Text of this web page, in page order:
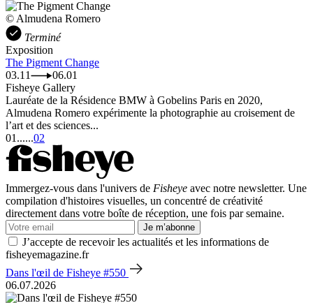
© Almudena Romero
Terminé
Exposition
The Pigment Change
03.11
06.01
Fisheye Gallery
Lauréate de la Résidence BMW à Gobelins Paris en 2020,
Almudena Romero expérimente la photographie au croisement de
l’art et des sciences...
01 ......02
Immergez-vous dans l'univers de Fisheye avec notre newsletter. Une
compilation d'histoires visuelles, un concentré de créativité
directement dans votre boîte de réception, une fois par semaine.
Je m’abonne
J’accepte de recevoir les actualités et les informations de
fisheyemagazine.fr
Dans l'œil de Fisheye #550
06.07.2026